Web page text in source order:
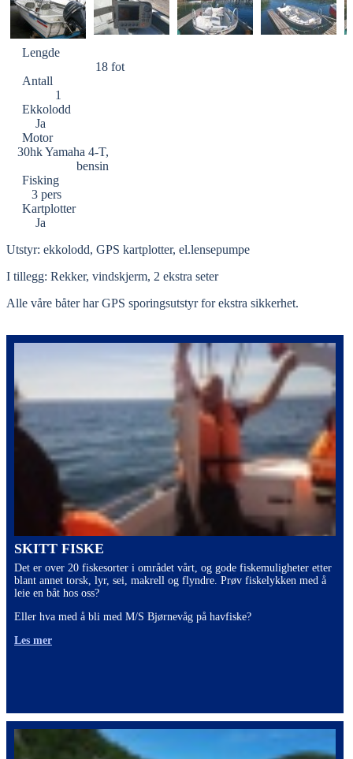
Lengde
18 fot
Antall
1
Ekkolodd
Ja
Motor
30hk Yamaha 4-T,
bensin
Fisking
3 pers
Kartplotter
Ja
Utstyr: ekkolodd, GPS kartplotter, el.lensepumpe
I tillegg: Rekker, vindskjerm, 2 ekstra seter
Alle våre båter har GPS sporingsutstyr for ekstra sikkerhet.
SKITT FISKE
Det er over 20 fiskesorter i området vårt, og gode fiskemuligheter etter
blant annet torsk, lyr, sei, makrell og flyndre. Prøv fiskelykken med å
leie en båt hos oss?
Eller hva med å bli med M/S Bjørnevåg på havfiske?
Les mer